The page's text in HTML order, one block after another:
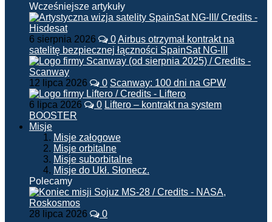
Wcześniejsze artykuły
6 sierpnia 2026 0Airbus otrzymał kontrakt na
satelitę bezpiecznej łączności SpainSat NG-III
12 lipca 2026 0 Scanway: 100 dni na GPW
6 lipca 2026 0 Liftero – kontrakt na system
BOOSTER
Misje
Misje załogowe
Misje orbitalne
Misje suborbitalne
Misje do Ukł. Słonecz.
Polecamy
28 lipca 2026 0